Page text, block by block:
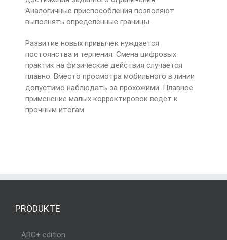
Аналогичные приспособления позволяют
выполнять определённые границы.
Развитие новых привычек нуждается
постоянства и терпения. Смена цифровых
практик на физические действия случается
плавно. Вместо просмотра мобильного в линии
допустимо наблюдать за прохожими. Плавное
применение малых корректировок ведёт к
прочным итогам.
PRODUKTE
ARC+ edition